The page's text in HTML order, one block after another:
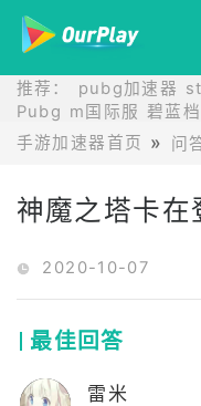
推荐： pubg加速器
Pubg m国际服 碧蓝
手游加速器首页
问
神魔之塔卡在
2020-10-07
最佳回答
雷米